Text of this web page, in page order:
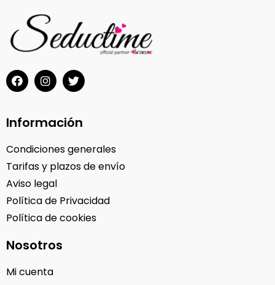
Información
Condiciones generales
Tarifas y plazos de envío
Aviso legal
Política de Privacidad
Política de cookies
Nosotros
Mi cuenta